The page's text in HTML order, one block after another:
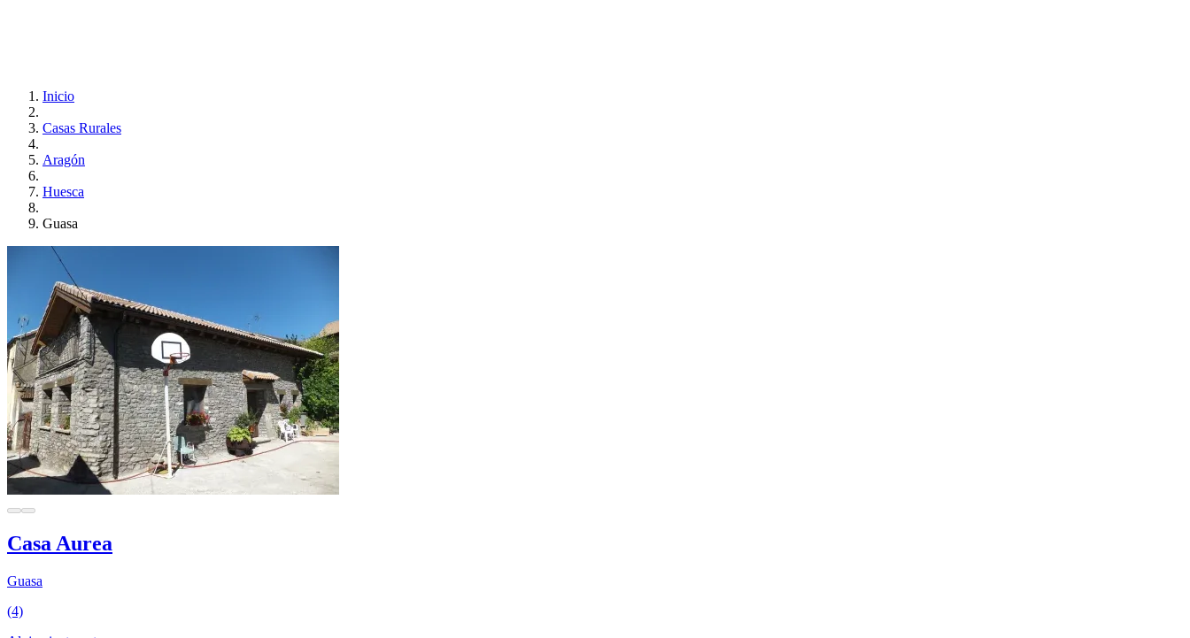
Inicio
Casas Rurales
Aragón
Huesca
Guasa
Casa Aurea
Guasa
(4)